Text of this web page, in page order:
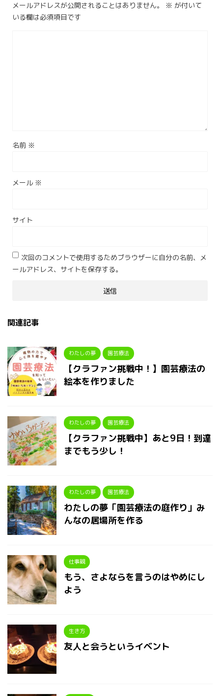
メールアドレスが公開されることはありません。 ※ が付いて
いる欄は必須項目です
名前 ※
メール ※
サイト
次回のコメントで使用するためブラウザーに自分の名前、メ
ールアドレス、サイトを保存する。
関連記事
わたしの夢 園芸療法
【クラファン挑戦中！】園芸療法の
絵本を作りました
わたしの夢 園芸療法
【クラファン挑戦中】あと9日！到達
までもう少し！
わたしの夢 園芸療法
わたしの夢「園芸療法の庭作り」み
んなの居場所を作る
仕事観
もう、さよならを言うのはやめにし
よう
生き方
友人と会うというイベント